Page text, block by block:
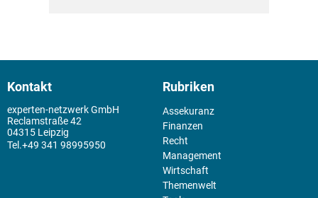
Kontakt
experten-netzwerk GmbH
Reclamstraße 42
04315 Leipzig
+49 341 98995950
Rubriken
Assekuranz
Finanzen
Recht
Management
Wirtschaft
Themenwelt